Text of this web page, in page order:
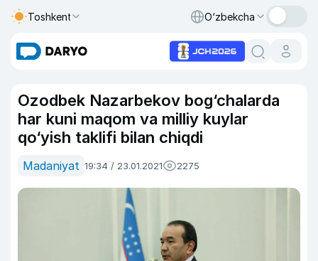
Toshkent O‘zbekcha
Ozodbek Nazarbekov bog‘chalarda
har kuni maqom va milliy kuylar
qo‘yish taklifi bilan chiqdi
Madaniyat 19:34 / 23.01.2021 2275